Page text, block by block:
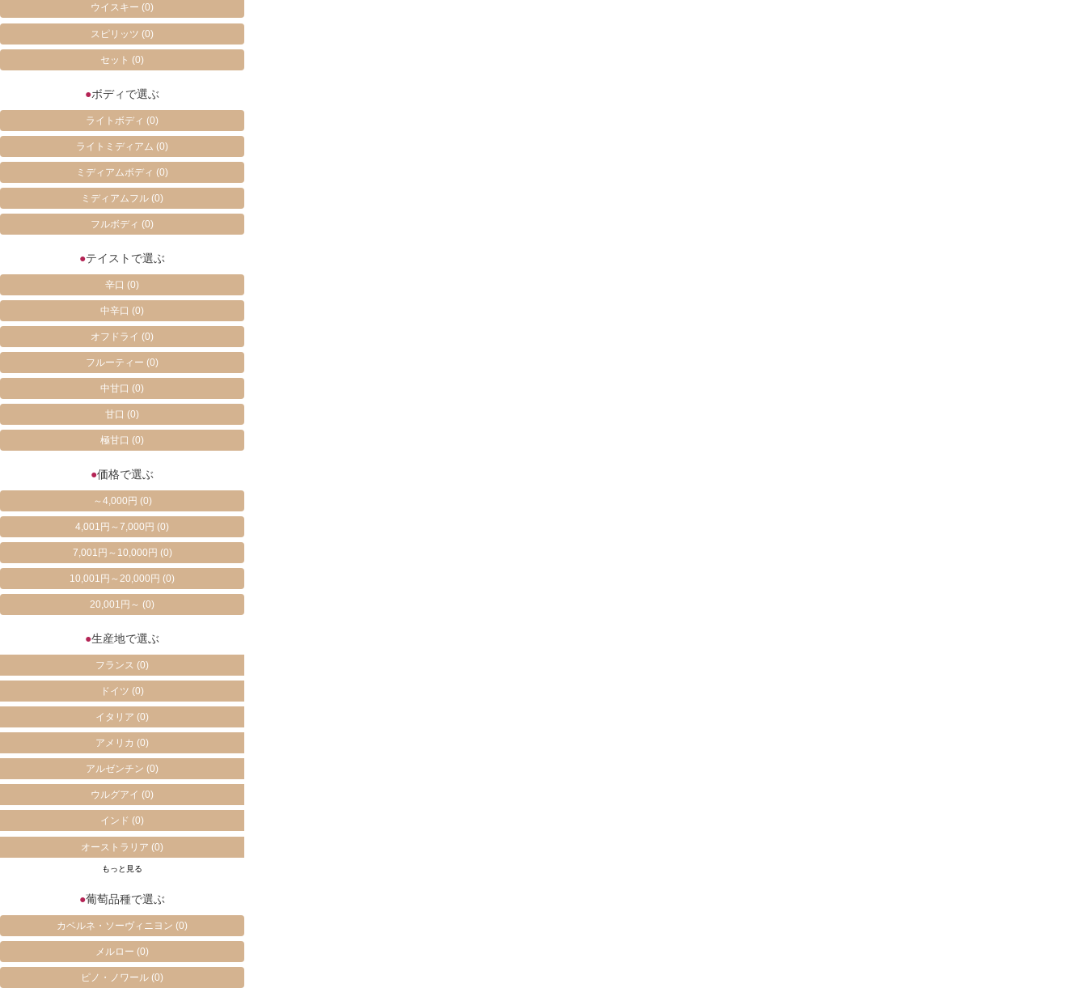
ウイスキー(0)
スピリッツ(0)
セット(0)
●ボディで選ぶ
ライトボディ(0)
ライトミディアム(0)
ミディアムボディ(0)
ミディアムフル(0)
フルボディ(0)
●テイストで選ぶ
辛口(0)
中辛口(0)
オフドライ(0)
フルーティー(0)
中甘口(0)
甘口(0)
極甘口(0)
●価格で選ぶ
～4,000円 (0)
4,001円～7,000円(0)
7,001円～10,000円 (0)
10,001円～20,000円(0)
20,001円～(0)
●生産地で選ぶ
フランス(0)
ドイツ(0)
イタリア(0)
アメリカ(0)
アルゼンチン(0)
ウルグアイ(0)
インド(0)
オーストラリア(0)
もっと見る
●葡萄品種で選ぶ
カベルネ・ソーヴィニヨン(0)
メルロー(0)
ピノ・ノワール(0)